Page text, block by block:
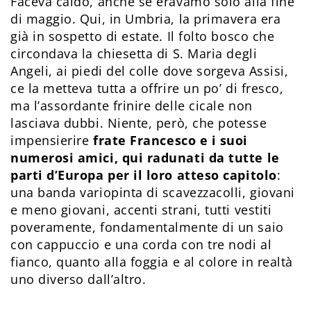
di maggio. Qui, in Umbria, la primavera era
già in sospetto di estate. Il folto bosco che
circondava la chiesetta di S. Maria degli
Angeli, ai piedi del colle dove sorgeva Assisi,
ce la metteva tutta a offrire un po’ di fresco,
ma l’assordante frinire delle cicale non
lasciava dubbi. Niente, però, che potesse
impensierirefrate Francesco e i suoi
numerosi amici, qui radunati da tutte le
parti d’Europa per il loro atteso capitolo:
una banda variopinta di scavezzacolli, giovani
e meno giovani, accenti strani, tutti vestiti
poveramente, fondamentalmente di un saio
con cappuccio e una corda con tre nodi al
fianco, quanto alla foggia e al colore in realtà
uno diverso dall’altro.